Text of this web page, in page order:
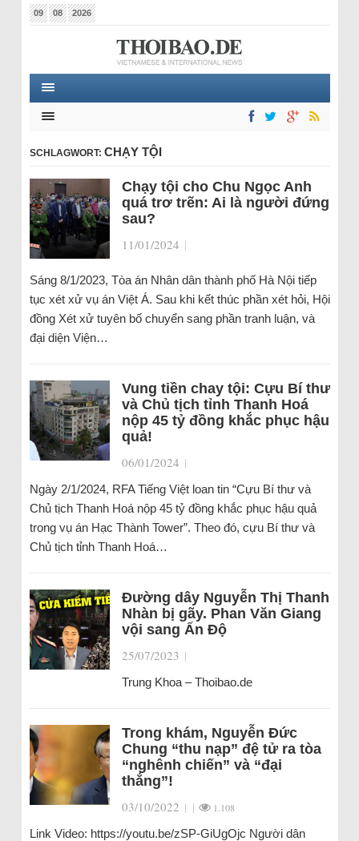
09 08 2026
SCHLAGWORT: CHẠY TỘI
Chạy tội cho Chu Ngọc Anh
quá trơ trẽn: Ai là người đứng
sau?
11/01/2024 |
Sáng 8/1/2023, Tòa án Nhân dân thành phố Hà Nội tiếp
tục xét xử vụ án Việt Á. Sau khi kết thúc phần xét hỏi, Hội
đồng Xét xử tuyên bố chuyển sang phần tranh luận, và
đại diện Viện…
Vung tiền chay tội: Cựu Bí thư
và Chủ tịch tỉnh Thanh Hoá
nộp 45 tỷ đồng khắc phục hậu
quả!
06/01/2024 |
Ngày 2/1/2024, RFA Tiếng Việt loan tin “Cựu Bí thư và
Chủ tịch Thanh Hoá nộp 45 tỷ đồng khắc phục hậu quả
trong vụ án Hạc Thành Tower”. Theo đó, cựu Bí thư và
Chủ tịch tỉnh Thanh Hoá…
Đường dây Nguyễn Thị Thanh
Nhàn bị gãy. Phan Văn Giang
vội sang Ấn Độ
25/07/2023 |
Trung Khoa – Thoibao.de
Trong khám, Nguyễn Đức
Chung “thu nạp” đệ tử ra tòa
“nghênh chiến” và “đại
thắng”!
03/10/2022 | | 1.108
Link Video: https://youtu.be/zSP-GiUgOjc Người dân